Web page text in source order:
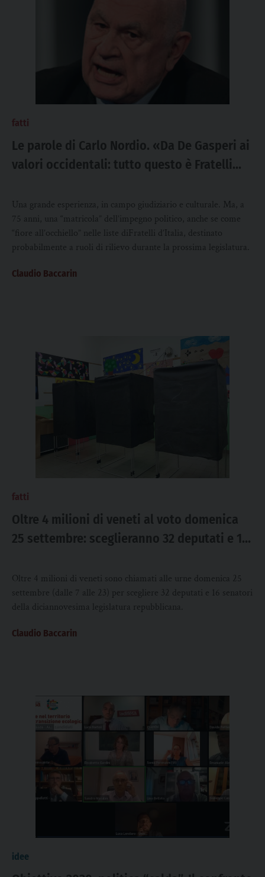
fatti
Le parole di Carlo Nordio. «Da De Gasperi ai
valori occidentali: tutto questo è Fratelli
Una grande esperienza, in campo giudiziario e culturale. Ma, a
75 anni, una “matricola” dell’impegno politico, anche se come
“fiore all’occhiello” nelle liste diFratelli d’Italia, destinato
probabilmente a ruoli di rilievo durante la prossima legislatura.
Claudio Baccarin
fatti
Oltre 4 milioni di veneti al voto domenica
25 settembre: sceglieranno 32 deputati e 16
Oltre 4 milioni di veneti sono chiamati alle urne domenica 25
settembre (dalle 7 alle 23) per scegliere 32 deputati e 16 senatori
della diciannovesima legislatura repubblicana.
Claudio Baccarin
idee